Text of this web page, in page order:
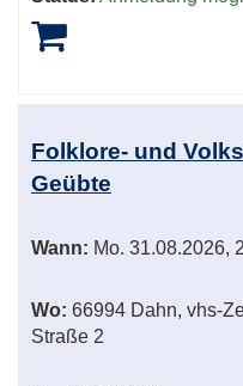
Folklore- und
Geübte
Wann: Mo. 31.08.2026,
Wo: 66994 Dahn, vhs-
Straße 2